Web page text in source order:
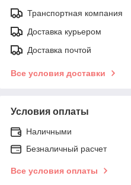
Транспортная компания
Доставка курьером
Доставка почтой
Все условия доставки
Условия оплаты
Наличными
Безналичный расчет
Все условия оплаты